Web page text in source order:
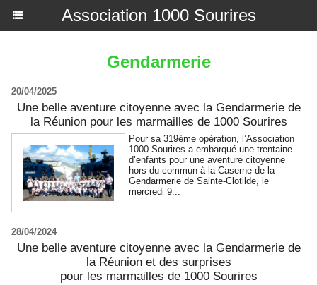
Association 1000 Sourires
Gendarmerie
20/04/2025
Une belle aventure citoyenne avec la Gendarmerie de
la Réunion pour les marmailles de 1000 Sourires
Pour sa 319ème opération, l’Association
1000 Sourires a embarqué une trentaine
d’enfants pour une aventure citoyenne
hors du commun à la Caserne de la
Gendarmerie de Sainte-Clotilde, le
mercredi 9...
28/04/2024
Une belle aventure citoyenne avec la Gendarmerie de
la Réunion et des surprises
pour les marmailles de 1000 Sourires